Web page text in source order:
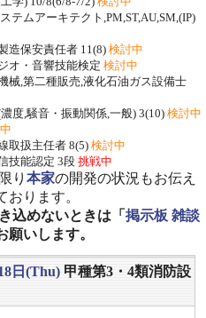
テムアーキテクト,PM,ST,AU,SM,(IP)
造保安責任者 11(8)検討中
オ・音響技能検定 検討中
械,第二種販売,液化石油ガス設備士
度,騒音・振動関係,一般) 3(10) 検討中
取扱主任者 8(5) 検討中
技能認定 3段 挑戦中
り 本家の開発の状況もお伝え
おります。
込めないときは「 掲示板 雑談
願いします。
日(Thu) 甲種第3・4類消防設